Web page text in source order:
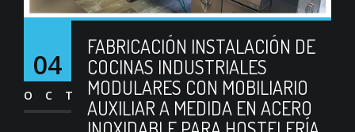
04
OCT
FABRICACIÓN INSTALACIÓN DE
COCINAS INDUSTRIALES
MODULARES CON MOBILIARIO
AUXILIAR A MEDIDA EN ACERO